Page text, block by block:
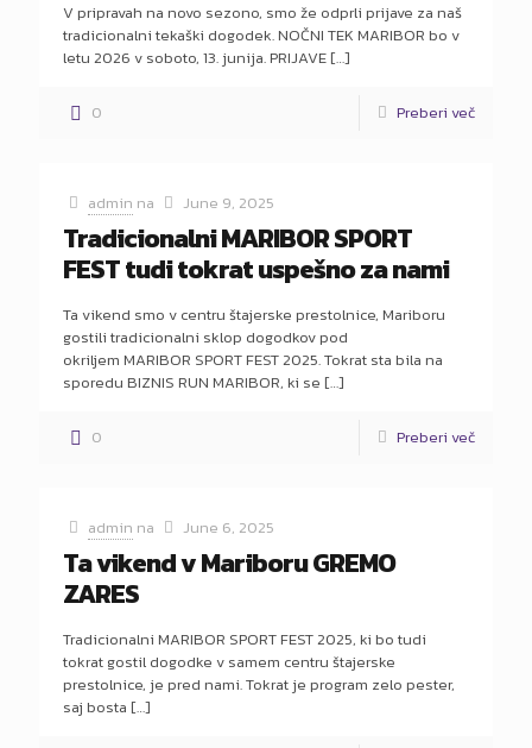
V pripravah na novo sezono, smo že odprli prijave za naš
tradicionalni tekaški dogodek. NOČNI TEK MARIBOR bo v
letu 2026 v soboto, 13. junija. PRIJAVE […]
0 Preberi več
admin na June 9, 2025
Tradicionalni MARIBOR SPORT
FEST tudi tokrat uspešno za nami
Ta vikend smo v centru štajerske prestolnice, Mariboru
gostili tradicionalni sklop dogodkov pod
okriljem MARIBOR SPORT FEST 2025. Tokrat sta bila na
sporedu BIZNIS RUN MARIBOR, ki se […]
0 Preberi več
admin na June 6, 2025
Ta vikend v Mariboru GREMO
ZARES
Tradicionalni MARIBOR SPORT FEST 2025, ki bo tudi
tokrat gostil dogodke v samem centru štajerske
prestolnice, je pred nami. Tokrat je program zelo pester,
saj bosta […]